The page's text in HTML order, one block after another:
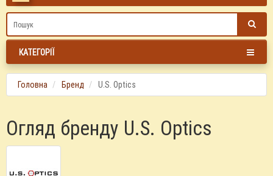
КАТЕГОРІЇ
Головна Бренд U.S. Optics
Огляд бренду U.S. Optics